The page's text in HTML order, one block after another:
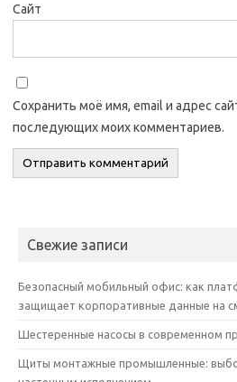
Сайт
Сохранить моё имя, email и адрес
последующих моих комментариев.
Свежие записи
Безопасный мобильный офис: как
защищает корпоративные данные на
Шестеренные насосы в современном
Щиты монтажные промышленные: